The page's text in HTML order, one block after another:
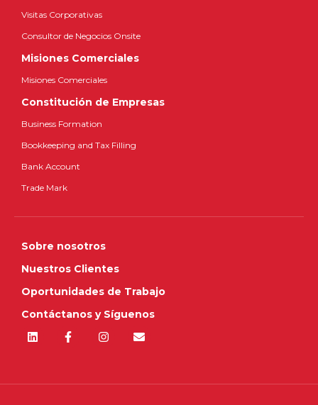
Visitas Corporativas
Consultor de Negocios Onsite
Misiones Comerciales
Misiones Comerciales
Constitución de Empresas
Business Formation
Bookkeeping and Tax Filling
Bank Account
Trade Mark
Sobre nosotros
Nuestros Clientes
Oportunidades de Trabajo
Contáctanos y Síguenos